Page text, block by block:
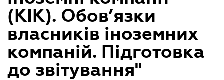
(КІК). Обов’язки
власників іноземних
компаній. Підготовка
до звітування"